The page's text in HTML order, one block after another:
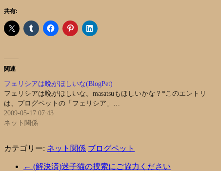
共有:
関連
フェリシアは晩がほしいな(BlogPet)
フェリシアは晩がほしいな。masatsuもほしいかな？*このエントリ
は、ブログペットの「フェリシア」…
2009-05-17 07:43
ネット関係
カテゴリー: ネット関係 ブログペット
← (解決済)迷子猫の捜索にご協力ください